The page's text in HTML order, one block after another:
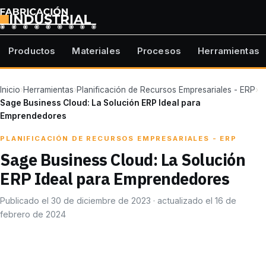
Productos Materiales Procesos Herramientas
Inicio›Herramientas›Planificación de Recursos Empresariales - ERP›
Sage Business Cloud: La Solución ERP Ideal para
Emprendedores
PLANIFICACIÓN DE RECURSOS EMPRESARIALES - ERP
Sage Business Cloud: La Solución
ERP Ideal para Emprendedores
Publicado el 30 de diciembre de 2023 · actualizado el 16 de
febrero de 2024